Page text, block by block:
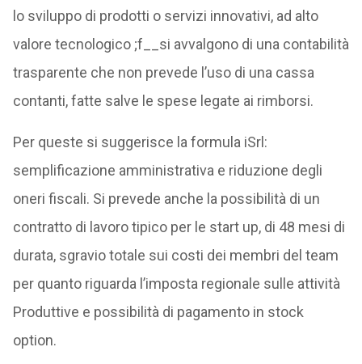
lo sviluppo di prodotti o servizi innovativi, ad alto
valore tecnologico ;f__si avvalgono di una contabilità
trasparente che non prevede l’uso di una cassa
contanti, fatte salve le spese legate ai rimborsi.
Per queste si suggerisce la formula iSrl:
semplificazione amministrativa e riduzione degli
oneri fiscali. Si prevede anche la possibilità di un
contratto di lavoro tipico per le start up, di 48 mesi di
durata, sgravio totale sui costi dei membri del team
per quanto riguarda l’imposta regionale sulle attività
Produttive e possibilità di pagamento in stock
option.